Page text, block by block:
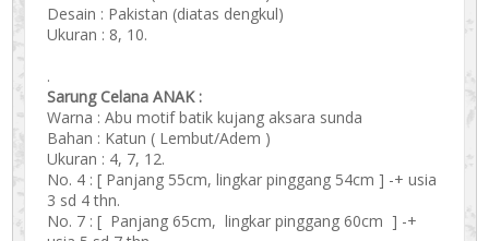
Desain : Pakistan (diatas dengkul)
Ukuran : 8, 10.
.
Sarung Celana ANAK :
Warna : Abu motif batik kujang aksara sunda
Bahan : Katun ( Lembut/Adem )
Ukuran : 4, 7, 12.
No. 4 : [ Panjang 55cm, lingkar pinggang 54cm ] -+ usia
3 sd 4 thn.
No. 7 : [ Panjang 65cm, lingkar pinggang 60cm ] -+